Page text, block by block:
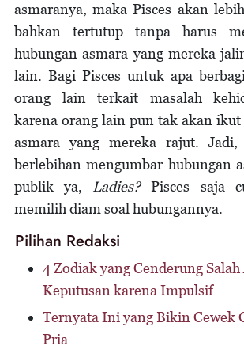
asmaranya, maka Pisces akan
bahkan tertutup tanpa harus
hubungan asmara yang mereka
lain. Bagi Pisces untuk apa
orang lain terkait masalah
karena orang lain pun tak akan ikut
asmara yang mereka rajut.
berlebihan mengumbar hubungan
publik ya, Ladies?Pisces saja
memilih diam soal hubungannya.
Pilihan Redaksi
4 Zodiak yang Cenderung
Keputusan karena Impulsif
Ternyata Ini yang Bikin Cewek
Pria